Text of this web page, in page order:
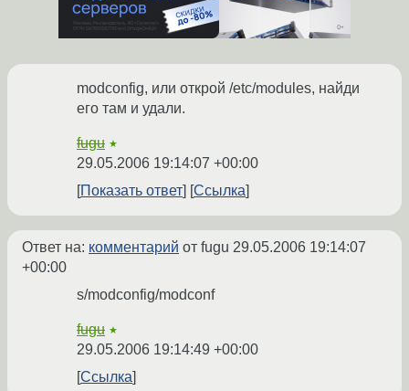
modconfig, или открой /etc/modules, найди
его там и удали.
fugu ★
29.05.2006 19:14:07 +00:00
Показать ответ
Ссылка
Ответ на: комментарий от fugu 29.05.2006 19:14:07
+00:00
s/modconfig/modconf
fugu ★
29.05.2006 19:14:49 +00:00
Ссылка